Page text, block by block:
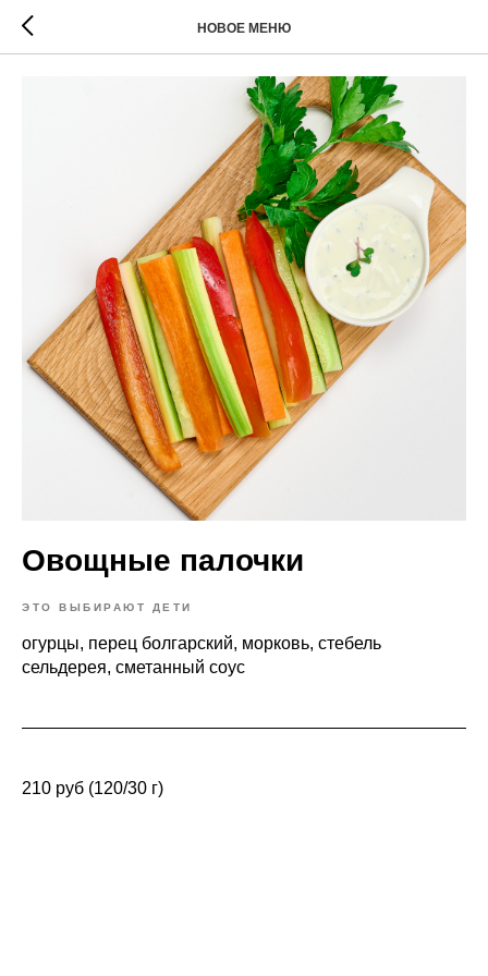
НОВОЕ МЕНЮ
Овощные палочки
ЭТО ВЫБИРАЮТ ДЕТИ
огурцы, перец болгарский, морковь, стебель
сельдерея, сметанный соус
210 руб (120/30 г)